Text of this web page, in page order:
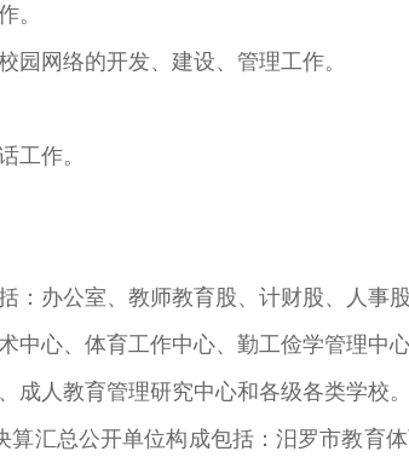
。
网络的开发、建设、管理工作。
作。
公室、教师教育股、计财股、人事股
中心、体育工作中心、勤工俭学管理中
人教育管理研究中心和各级各类学校。
总公开单位构成包括：汨罗市教育